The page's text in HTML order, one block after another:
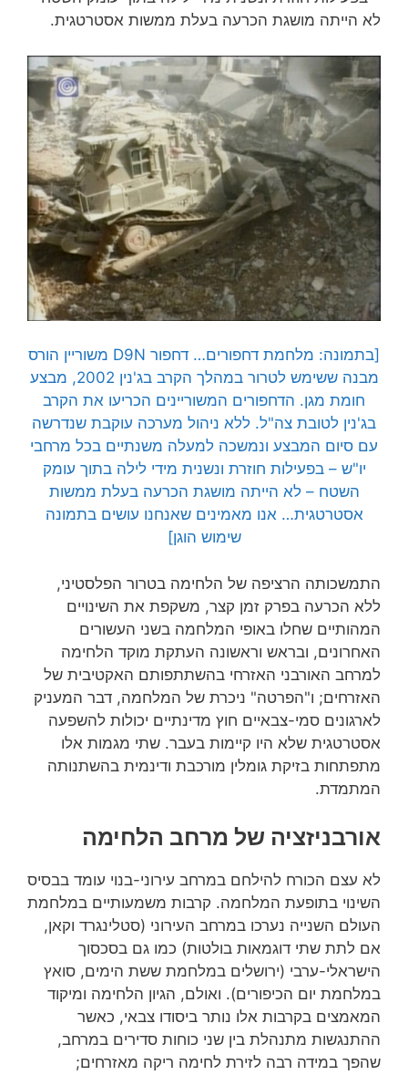
לא הייתה מושגת הכרעה בעלת ממשות אסטרטגית.
[בתמונה: מלחמת דחפורים… דחפור D9N משוריין הורס
מבנה ששימש לטרור במהלך הקרב בג'נין 2002, מבצע
חומת מגן. הדחפורים המשוריינים הכריעו את הקרב
בג'נין לטובת צה"ל. ללא ניהול מערכה עוקבת שנדרשה
עם סיום המבצע ונמשכה למעלה משנתיים בכל מרחבי
יו"ש – בפעילות חוזרת ונשנית מידי לילה בתוך עומק
השטח – לא הייתה מושגת הכרעה בעלת ממשות
אסטרטגית… אנו מאמינים שאנחנו עושים בתמונה
שימוש הוגן]
התמשכותה הרציפה של הלחימה בטרור הפלסטיני,
ללא הכרעה בפרק זמן קצר, משקפת את השינויים
המהותיים שחלו באופי המלחמה בשני העשורים
האחרונים, ובראש וראשונה העתקת מוקד הלחימה
למרחב האורבני האזרחי בהשתתפותם האקטיבית של
האזרחים; ו"הפרטה" ניכרת של המלחמה, דבר המעניק
לארגונים סמי-צבאיים חוץ מדינתיים יכולות להשפעה
אסטרטגית שלא היו קיימות בעבר. שתי מגמות אלו
מתפתחות בזיקת גומלין מורכבת ודינמית בהשתנותה
המתמדת.
אורבניזציה של מרחב הלחימה
לא עצם הכורח להילחם במרחב עירוני-בנוי עומד בבסיס
השינוי בתופעת המלחמה. קרבות משמעותיים במלחמת
העולם השנייה נערכו במרחב העירוני (סטלינגרד וקאן,
אם לתת שתי דוגמאות בולטות) כמו גם בסכסוך
הישראלי-ערבי (ירושלים במלחמת ששת הימים, סואץ
במלחמת יום הכיפורים). ואולם, הגיון הלחימה ומיקוד
המאמצים בקרבות אלו נותר ביסודו צבאי, כאשר
ההתנגשות מתנהלת בין שני כוחות סדירים במרחב,
שהפך במידה רבה לזירת לחימה ריקה מאזרחים;